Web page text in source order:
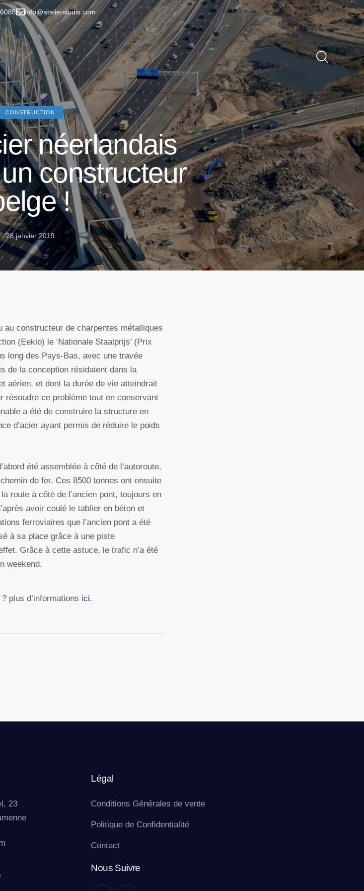
info@atelierslouis.com
CONSTRUCTION
néerlandais
constructeur
!
28 janvier 2019
au constructeur de charpentes métalliques
(Eeklo) le ‘Nationale Staalprijs’ (Prix
long des Pays-Bas, avec une travée
de la conception résidaient dans la
aérien, et dont la durée de vie atteindrait
résoudre ce problème tout en conservant
a été de construire la structure en
d’acier ayant permis de réduire le poids
été assemblée à côté de l’autoroute,
de fer. Ces 8500 tonnes ont ensuite
route à côté de l’ancien pont, toujours en
avoir coulé le tablier en béton et
ferroviaires que l’ancien pont a été
à sa place grâce à une piste
Grâce à cette astuce, le trafic n’a été
weekend.
plus d’informations ici.
23
Légal
Conditions Générales de vente
Politique de Confidentialité
Contact
Nous Suivre